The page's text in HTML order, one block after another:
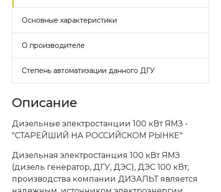
Основные характеристики
О производителе
Степень автоматизации данного ДГУ
Описание
Дизельные электростанции 100 кВт ЯМЗ -
"СТАРЕЙШИЙ НА РОССИЙСКОМ РЫНКЕ"
Дизельная электростанция 100 кВт ЯМЗ
(дизель генератор, ДГУ, ДЭС), ДЭС 100 кВт,
производства компании ДИЗАЛЬТ является